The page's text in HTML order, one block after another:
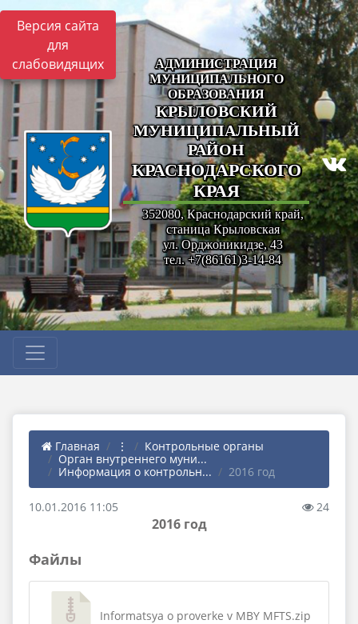
Версия сайта
для
слабовидящих
АДМИНИСТРАЦИЯ
МУНИЦИПАЛЬНОГО
ОБРАЗОВАНИЯ
КРЫЛОВСКИЙ
МУНИЦИПАЛЬНЫЙ
РАЙОН
КРАСНОДАРСКОГО
КРАЯ
352080, Краснодарский край,
станица Крыловская
ул. Орджоникидзе, 43
тел. +7(86161)3-14-84
Главная ⋮
Контрольные органы
Орган внутреннего муни...
Информация о контрольн...
2016 год
10.01.2016 11:05 24
2016 год
Файлы
Informatsya o proverke v MBY MFTS.zip